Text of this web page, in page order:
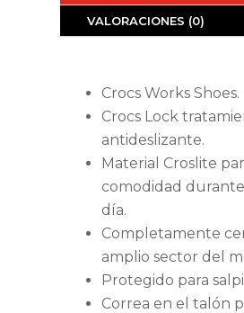
VALORACIONES (0)
Crocs Works Shoes.
Crocs Lock
antideslizante.
Material Croslite
comodidad
día.
Completamente
amplio sector del
Protegido para
Correa en el talón